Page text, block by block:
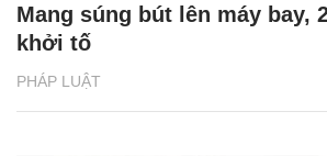
PHÁP LUẬT
Mang súng bút lên máy bay,
khởi tố